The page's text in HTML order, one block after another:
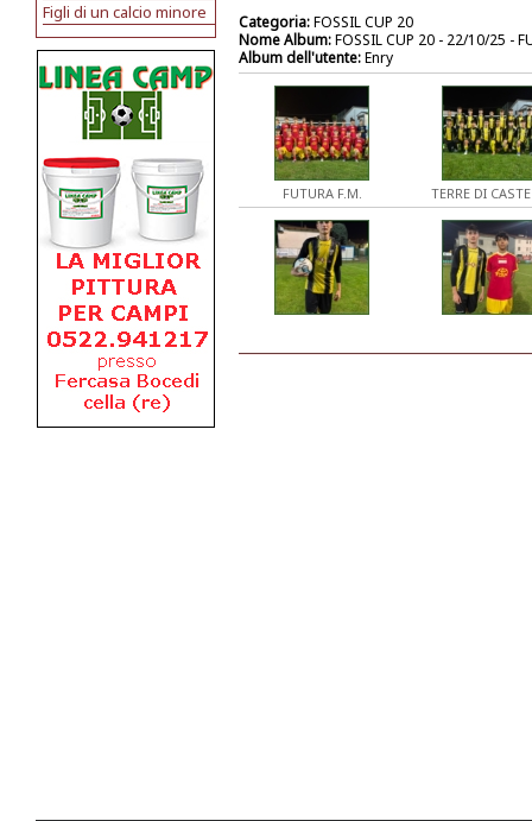
Figli di un calcio minore
Categoria:FOSSIL CUP 20
Nome Album:FOSSIL CUP 20 - 22/10/25 -
Album dell'utente:Enry
FUTURA F.M. TERRE DI